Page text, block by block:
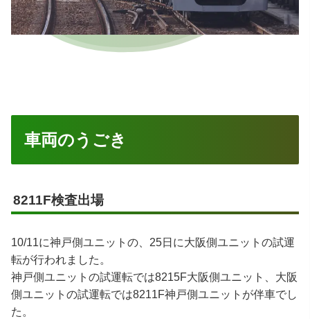
車両のうごき
8211F検査出場
10/11に神戸側ユニットの、25日に大阪側ユニットの試運
転が行われました。
神戸側ユニットの試運転では8215F大阪側ユニット、大阪
側ユニットの試運転では8211F神戸側ユニットが伴車でし
た。